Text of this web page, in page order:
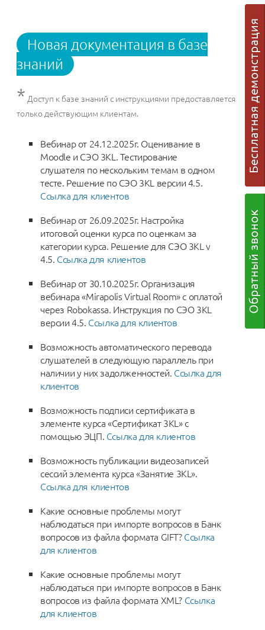
Новая документация в базе
знаний
* Доступ к базе знаний с инструкциями предоставляется
только действующим клиентам.
Вебинар от 24.12.2025г. Оценивание в
Moodle и СЭО 3KL. Тестирование
слушателя по нескольким темам в одном
тесте. Решение по СЭО 3KL версии 4.5.
Ссылка для клиентов
Вебинар от 26.09.2025г. Настройка
итоговой оценки курса по оценкам за
категории курса. Решение для СЭО 3KL v
4.5. Ссылка для клиентов
Вебинар от 30.10.2025г. Организация
вебинара «Mirapolis Virtual Room» с оплатой
через Robokassa. Инструкция по СЭО 3KL
версии 4.5. Ссылка для клиентов
Возможность автоматического перевода
слушателей в следующую параллель при
наличии у них задолженностей. Ссылка для
клиентов
Возможность подписи сертификата в
элементе курса «Сертификат 3KL» с
помощью ЭЦП. Ссылка для клиентов
Возможность публикации видеозаписей
сессий элемента курса «Занятие 3KL».
Ссылка для клиентов
Какие основные проблемы могут
наблюдаться при импорте вопросов в Банк
вопросов из файла формата GIFT?Ссылка
для клиентов
Какие основные проблемы могут
наблюдаться при импорте вопросов в Банк
вопросов из файла формата XML? Ссылка
для клиентов